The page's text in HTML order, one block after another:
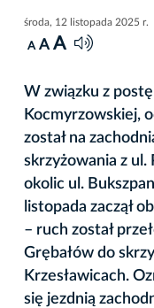
środa, 12 listopada 2025 r.
A A A
W związku z
Kocmyrzowskiej,
został na
skrzyżowania z ul.
okolic ul.
listopada zaczął
– ruch został
Grębałów do
Krzesławicach.
się jezdnią